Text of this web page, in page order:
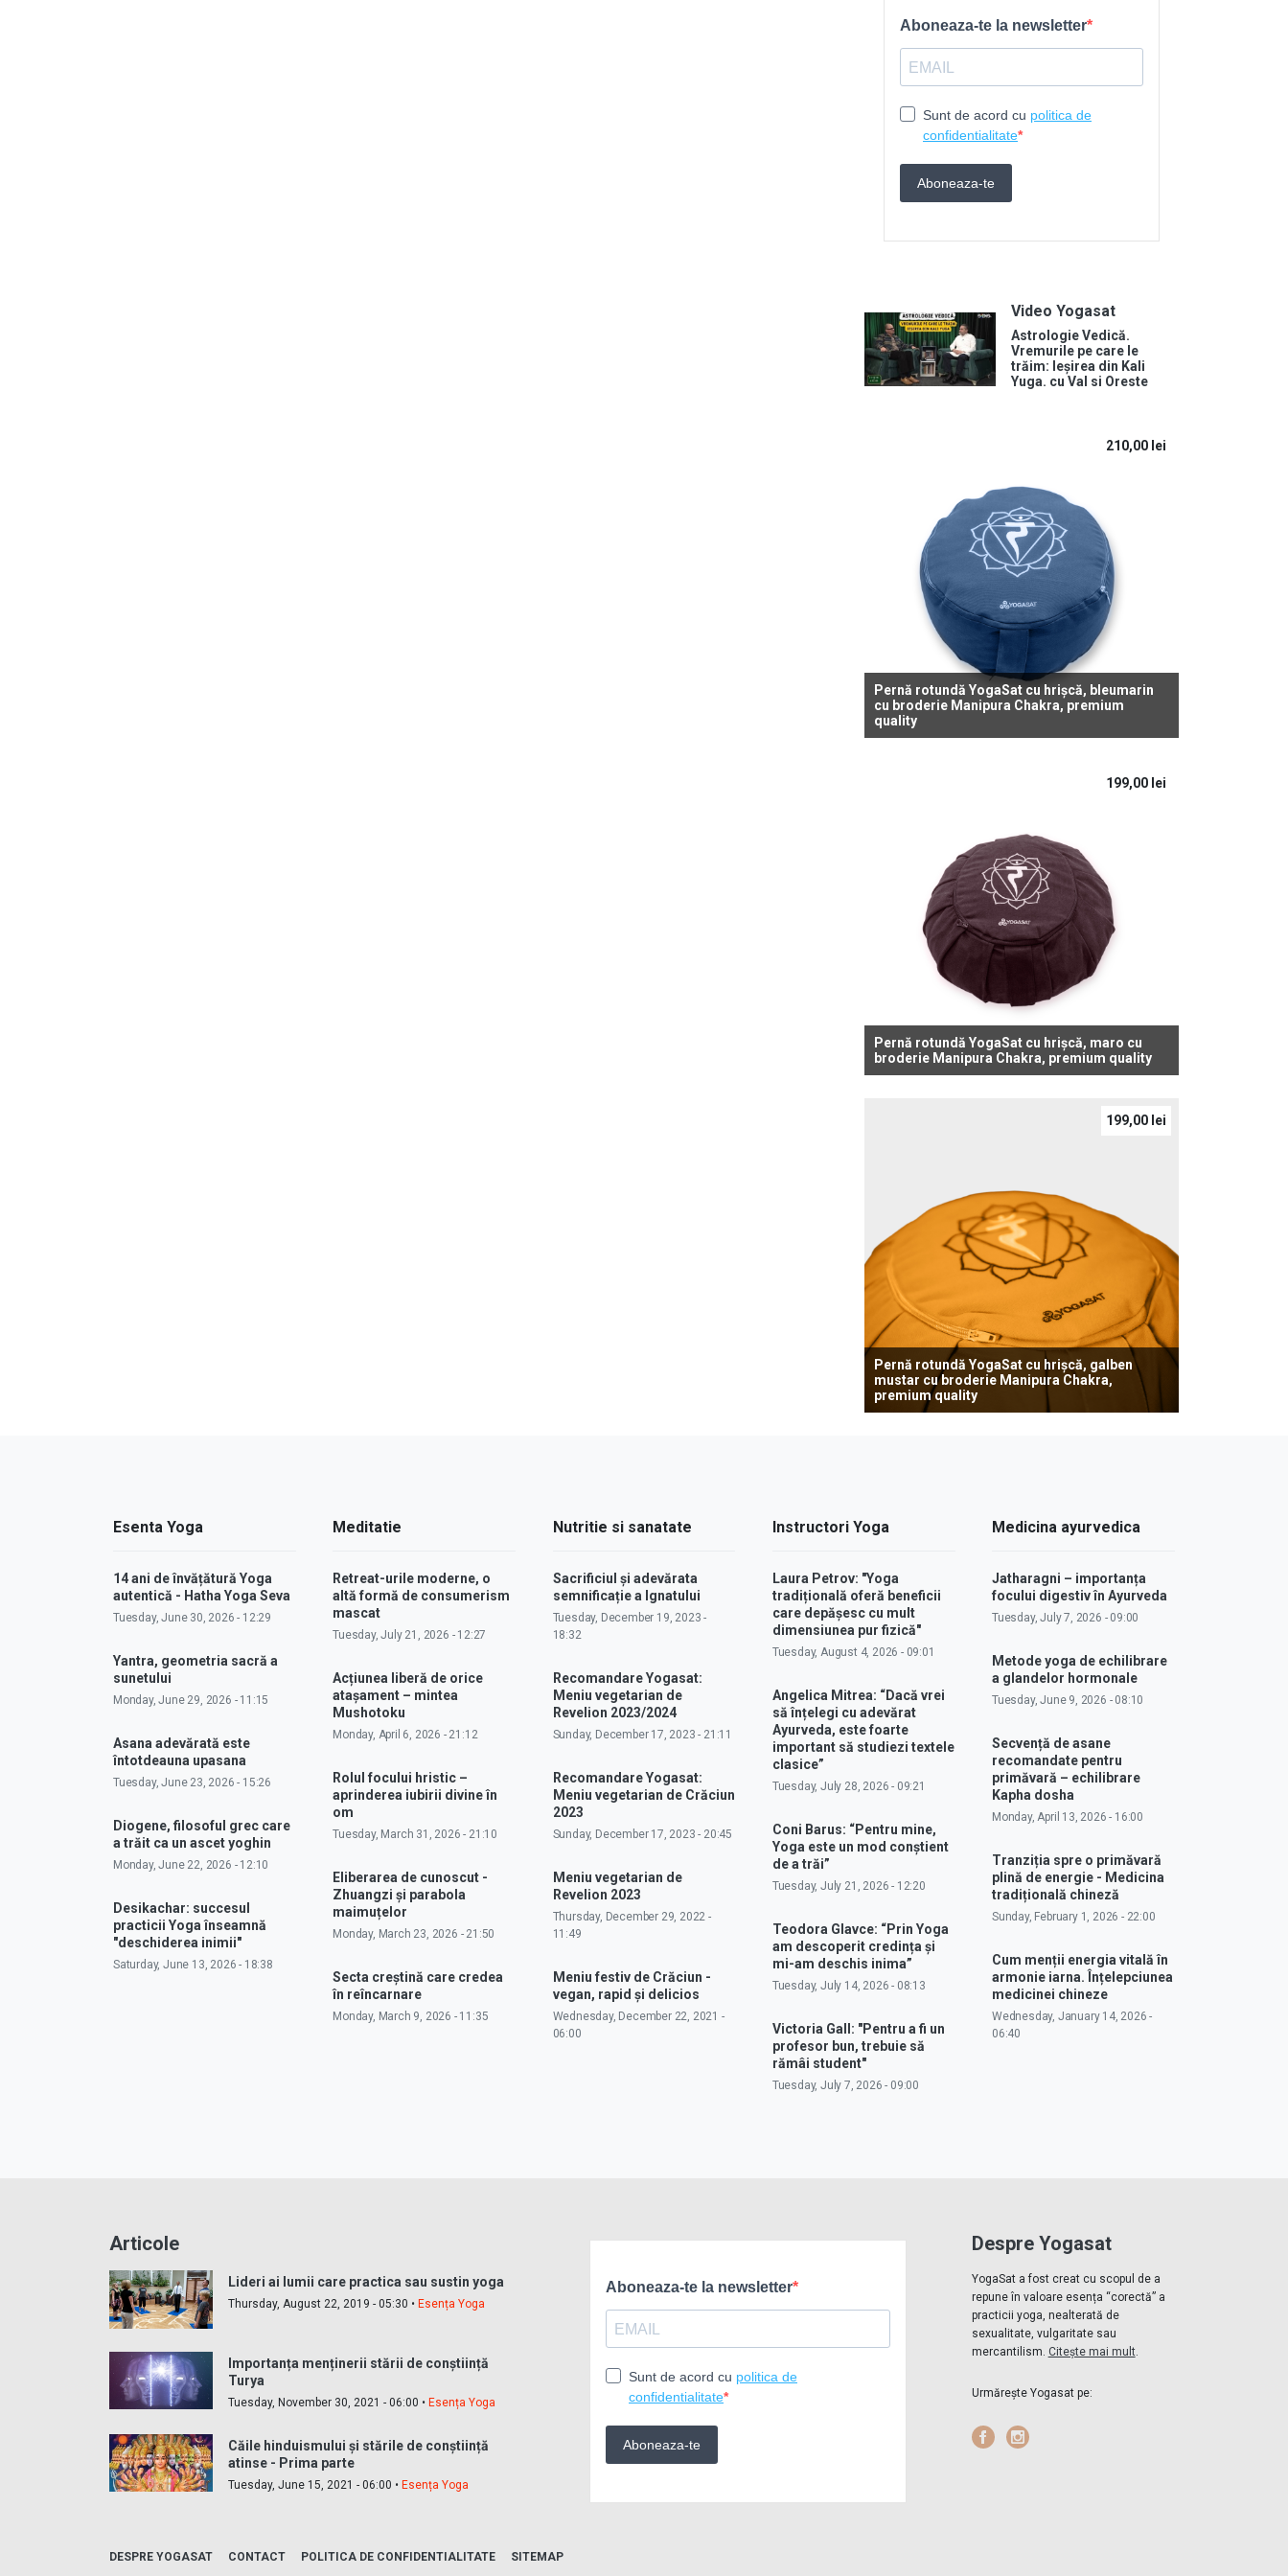
Video Yogasat
Astrologie Vedică.
Vremurile pe care le
trăim: Ieșirea din Kali
Yuga. cu Val si Oreste
Pernă rotundă YogaSat cu hrișcă, bleumarin
cu broderie Manipura Chakra, premium
quality
210,00 lei
Pernă rotundă YogaSat cu hrișcă, maro cu
broderie Manipura Chakra, premium quality
199,00 lei
Pernă rotundă YogaSat cu hrișcă, galben
mustar cu broderie Manipura Chakra,
premium quality
199,00 lei
Esenta Yoga
14 ani de învățătură Yoga
autentică - Hatha Yoga Seva
Tuesday, June 30, 2026 - 12:29
Yantra, geometria sacră a
sunetului
Monday, June 29, 2026 - 11:15
Asana adevărată este
întotdeauna upasana
Tuesday, June 23, 2026 - 15:26
Diogene, filosoful grec care
a trăit ca un ascet yoghin
Monday, June 22, 2026 - 12:10
Desikachar: succesul
practicii Yoga înseamnă
"deschiderea inimii"
Saturday, June 13, 2026 - 18:38
Meditatie
Retreat-urile moderne, o
altă formă de consumerism
mascat
Tuesday, July 21, 2026 - 12:27
Acțiunea liberă de orice
atașament – mintea
Mushotoku
Monday, April 6, 2026 - 21:12
Rolul focului hristic –
aprinderea iubirii divine în
om
Tuesday, March 31, 2026 - 21:10
Eliberarea de cunoscut -
Zhuangzi și parabola
maimuțelor
Monday, March 23, 2026 - 21:50
Secta creștină care credea
în reîncarnare
Monday, March 9, 2026 - 11:35
Nutritie si sanatate
Sacrificiul și adevărata
semnificație a Ignatului
Tuesday, December 19, 2023 -
18:32
Recomandare Yogasat:
Meniu vegetarian de
Revelion 2023/2024
Sunday, December 17, 2023 - 21:11
Recomandare Yogasat:
Meniu vegetarian de Crăciun
2023
Sunday, December 17, 2023 - 20:45
Meniu vegetarian de
Revelion 2023
Thursday, December 29, 2022 -
11:49
Meniu festiv de Crăciun -
vegan, rapid și delicios
Wednesday, December 22, 2021 -
06:00
Instructori Yoga
Laura Petrov: "Yoga
tradițională oferă beneficii
care depășesc cu mult
dimensiunea pur fizică"
Tuesday, August 4, 2026 - 09:01
Angelica Mitrea: “Dacă vrei
să înțelegi cu adevărat
Ayurveda, este foarte
important să studiezi textele
clasice”
Tuesday, July 28, 2026 - 09:21
Coni Barus: “Pentru mine,
Yoga este un mod conștient
de a trăi”
Tuesday, July 21, 2026 - 12:20
Teodora Glavce: “Prin Yoga
am descoperit credința și
mi-am deschis inima”
Tuesday, July 14, 2026 - 08:13
Victoria Gall: "Pentru a fi un
profesor bun, trebuie să
rămâi student"
Tuesday, July 7, 2026 - 09:00
Medicina ayurvedica
Jatharagni – importanța
focului digestiv în Ayurveda
Tuesday, July 7, 2026 - 09:00
Metode yoga de echilibrare
a glandelor hormonale
Tuesday, June 9, 2026 - 08:10
Secvență de asane
recomandate pentru
primăvară – echilibrare
Kapha dosha
Monday, April 13, 2026 - 16:00
Tranziția spre o primăvară
plină de energie - Medicina
tradițională chineză
Sunday, February 1, 2026 - 22:00
Cum menții energia vitală în
armonie iarna. Înțelepciunea
medicinei chineze
Wednesday, January 14, 2026 -
06:40
Articole
Lideri ai lumii care practica sau sustin yoga
Thursday, August 22, 2019 - 05:30 •Esența Yoga
Importanța menținerii stării de conștiință
Turya
Tuesday, November 30, 2021 - 06:00 •Esența Yoga
Căile hinduismului și stările de conștiință
atinse - Prima parte
Tuesday, June 15, 2021 - 06:00 •Esența Yoga
Despre Yogasat
YogaSat a fost creat cu scopul de a
repune în valoare esența “corectă” a
practicii yoga, nealterată de
sexualitate, vulgaritate sau
mercantilism. Citește mai mult.
Urmărește Yogasat pe:
FacebookInstagram
DESPRE YOGASAT CONTACT POLITICA DE CONFIDENTIALITATE
SITEMAP